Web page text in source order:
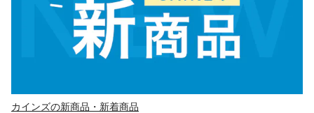
カインズの新商品・新着商品